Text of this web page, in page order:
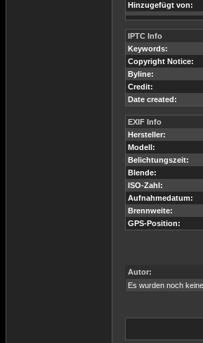
Hinzugefügt von:
IPTC Info
Keywords:
Copyright Notice:
Byline:
Credit:
Date created:
EXIF Info
Hersteller:
Modell:
Belichtungszeit:
Blende:
ISO-Zahl:
Aufnahmedatum:
Brennweite:
GPS-Position:
Autor:
Es wurden noch